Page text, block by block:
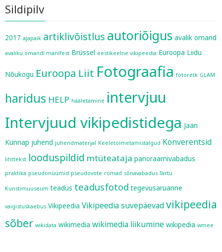
Sildipilv
2017 ajapaik artiklivõistlus autoriõigus avalik omand
avaliku omandi manifest Brüssel eestikeelne vikipeedia Euroopa Liidu
Nõukogu Euroopa Liit Fotograafia fotoretk GLAM
haridus HELP hääletamine intervjuu
Intervjuud vikipedistidega Jaan
Künnap juhend juhendmaterjal Keeletoimetamistalgud Konverentsid
lihttekst looduspildid mtüteataja panoraamivabadus
praktika pseudonüümid pseudovote romad sõnavabadus Tartu
Kunstimuuseum teadus teadusfotod tegevusaruanne
vaigistuskaebus Vikipeedia Vikipeedia suvepäevadvikipeedia
sõber wikidata wikimedia wikimedia liikumine wikipedia wmee